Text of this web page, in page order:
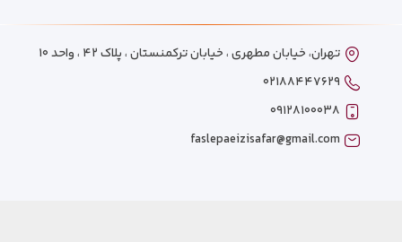
تهران، خیابان مطهری ، خیابان ترکمنستان ، پلاک ۴۲ ، واحد ۱۰
۰۲۱۸۸۴۴۷۶۲۹
۰۹۱۲۸۱۰۰۰۳۸
faslepaeizisafar@gmail.com